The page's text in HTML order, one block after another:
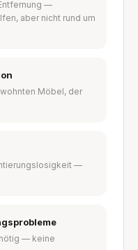
—
aber nicht rund um
Möbel, der
—
— keine